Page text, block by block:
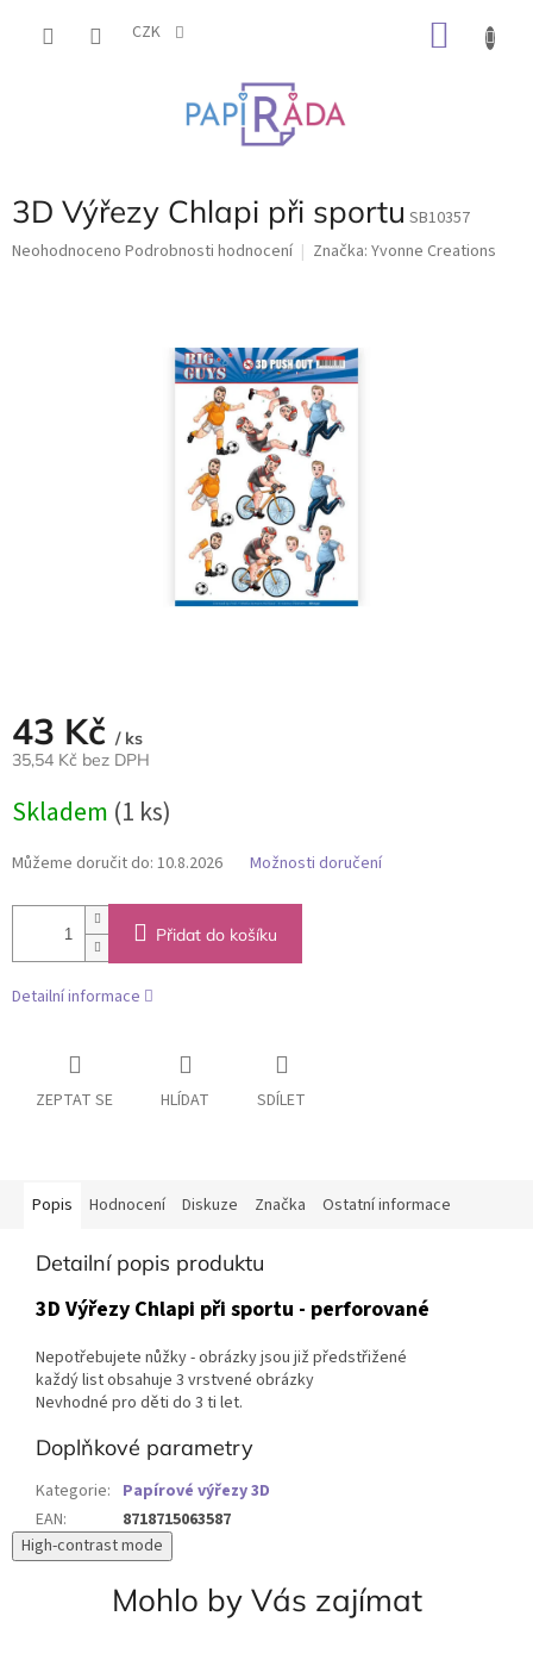
CZK
3D Výřezy Chlapi při sportu SB10357
Průměrné
Neohodnoceno Podrobnosti hodnocení Značka: Yvonne Creations
43 Kč / ks
35,54 Kč bez DPH
cena:
Skladem (1 ks)
Můžeme doručit do: 10.8.2026 Možnosti doručení
Přidat do košíku
Detailní informace
ZEPTAT SE HLÍDAT SDÍLET
Popis Hodnocení Diskuze Značka Ostatní informace
Detailní popis produktu
3D Výřezy Chlapi při sportu - perforované
Nepotřebujete nůžky - obrázky jsou již předstřižené
každý list obsahuje 3 vrstvené obrázky
Nevhodné pro děti do 3 ti let.
Doplňkové parametry
Kategorie: Papírové výřezy 3D
EAN:
8718715063587
High-contrast mode
Mohlo by Vás zajímat